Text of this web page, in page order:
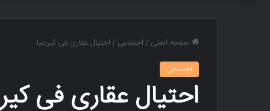
صفحه اصلی /اجتماعی /احتیال عقاری فی کیرینیا
اجتماعی
احتیال عقاری فی